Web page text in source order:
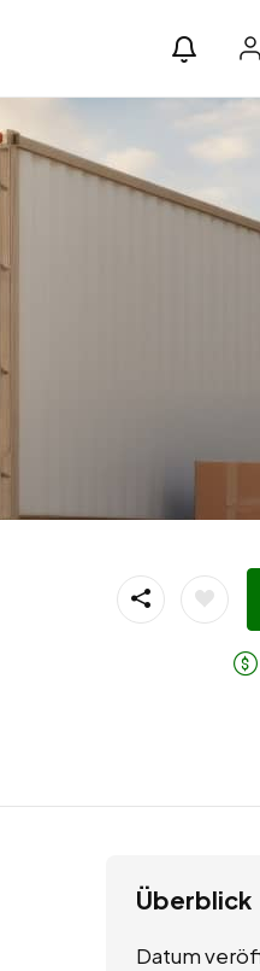
Überblick
Datum